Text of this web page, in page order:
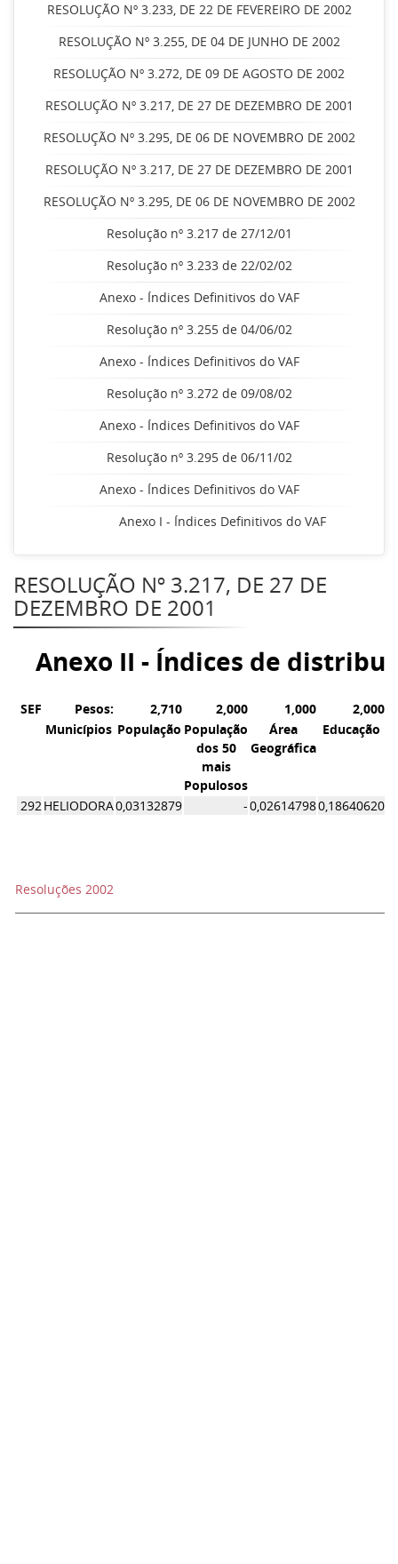
RESOLUÇÃO Nº 3.233, DE 22 DE FEVEREIRO DE 2002
RESOLUÇÃO Nº 3.255, DE 04 DE JUNHO DE 2002
RESOLUÇÃO Nº 3.272, DE 09 DE AGOSTO DE 2002
RESOLUÇÃO Nº 3.217, DE 27 DE DEZEMBRO DE 2001
RESOLUÇÃO Nº 3.295, DE 06 DE NOVEMBRO DE 2002
RESOLUÇÃO Nº 3.217, DE 27 DE DEZEMBRO DE 2001
RESOLUÇÃO Nº 3.295, DE 06 DE NOVEMBRO DE 2002
Resolução nº 3.217 de 27/12/01
Resolução nº 3.233 de 22/02/02
Anexo - Índices Definitivos do VAF
Resolução nº 3.255 de 04/06/02
Anexo - Índices Definitivos do VAF
Resolução nº 3.272 de 09/08/02
Anexo - Índices Definitivos do VAF
Resolução nº 3.295 de 06/11/02
Anexo - Índices Definitivos do VAF
Anexo I - Índices Definitivos do VAF
RESOLUÇÃO Nº 3.217, DE 27 DE
DEZEMBRO DE 2001
Anexo II - Índices de
SEF Pesos: 2,710 2,000 1,000
2,000
Municípios População População
dos 50
mais
Populosos
Área
Geográfica
Educação
292HELIODORA0,03132879 -0,026147980,18640620
Resoluções 2002